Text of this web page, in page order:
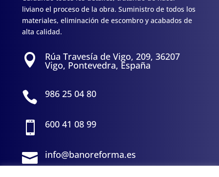
liviano el proceso de la obra. Suministro de todos los
materiales, eliminación de escombro y acabados de
alta calidad.
 Rúa Travesía de Vigo, 209, 36207
Vigo, Pontevedra, España
 986 25 04 80
 600 41 08 99
 info@banoreforma.es